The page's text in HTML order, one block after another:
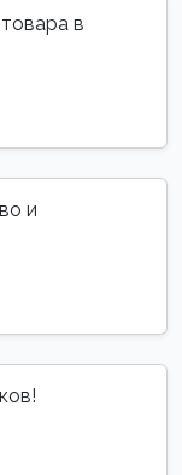
в
и